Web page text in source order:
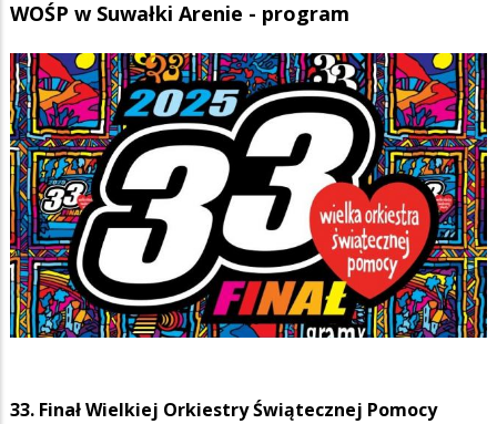
WOŚP w Suwałki Arenie - program
33. Finał Wielkiej Orkiestry Świątecznej Pomocy